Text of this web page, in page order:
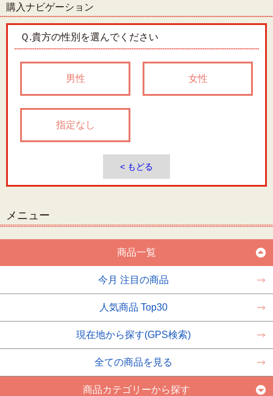
購入ナビゲーション
Ｑ.貴方の性別を選んでください
男性 女性
指定なし
< もどる
メニュー
商品一覧
今月 注目の商品
人気商品 Top30
現在地から探す(GPS検索)
全ての商品を見る
商品カテゴリーから探す